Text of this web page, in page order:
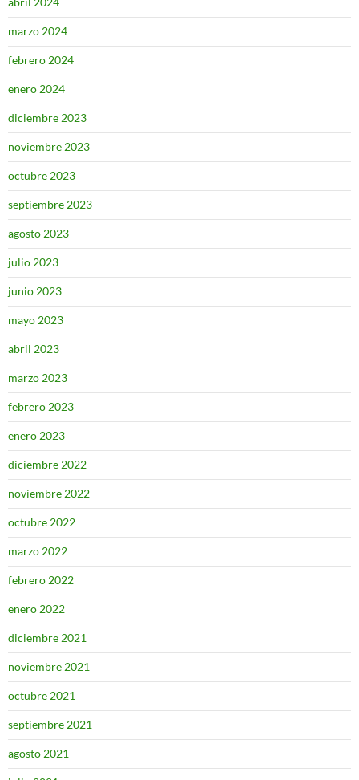
marzo 2024
febrero 2024
enero 2024
diciembre 2023
noviembre 2023
octubre 2023
septiembre 2023
agosto 2023
julio 2023
junio 2023
mayo 2023
abril 2023
marzo 2023
febrero 2023
enero 2023
diciembre 2022
noviembre 2022
octubre 2022
marzo 2022
febrero 2022
enero 2022
diciembre 2021
noviembre 2021
octubre 2021
septiembre 2021
agosto 2021